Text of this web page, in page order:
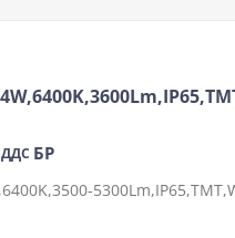
ДДС БР